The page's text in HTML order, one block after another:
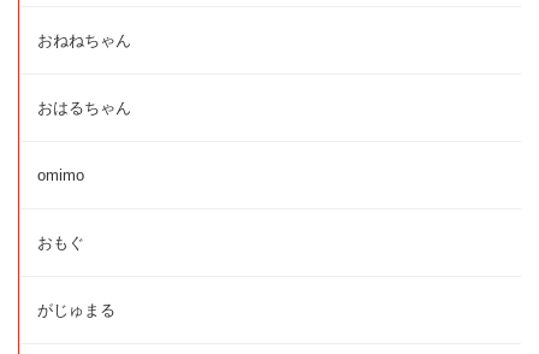
おねねちゃん
おはるちゃん
omimo
おもぐ
がじゅまる